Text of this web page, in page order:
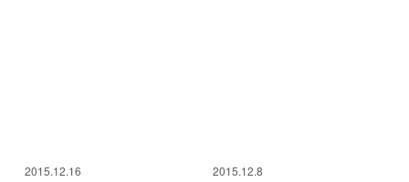
2015.12.16 2015.12.8